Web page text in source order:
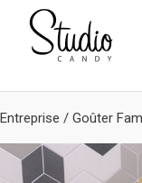
Entreprise / Goûter